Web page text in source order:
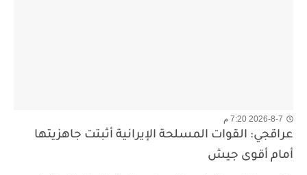
2026-8-7 7:20 م
عراقجي: القوات المسلحة الإيرانية أثبتت جاهزيتها
أمام أقوى جيش